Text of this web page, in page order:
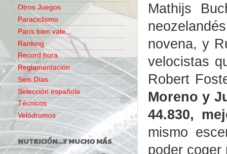
Mathijs
novena, y
velocistas
Robert
Moreno y
44.830,
mismo
poder coger
Otros Juegos
Paraciclismo
París bien vale...
Ranking
Record hora
Reglamentación
Seis Días
Selección española
Técnicos
Velódromos
NUTRICIÓN...Y MUCHO MÁS